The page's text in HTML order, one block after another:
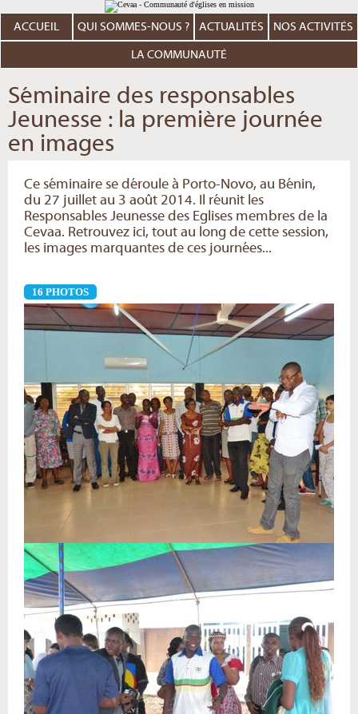
au
contenu.
Aller
personnels
ACCUEIL QUI SOMMES-NOUS ? ACTUALITÉS NOS ACTIVITÉS
LA COMMUNAUTÉ
Séminaire des responsables
Jeunesse : la première journée
en images
Ce séminaire se déroule à Porto-Novo, au Bénin,
du 27 juillet au 3 août 2014. Il réunit les
Responsables Jeunesse des Eglises membres de la
Cevaa. Retrouvez ici, tout au long de cette session,
les images marquantes de ces journées...
16 PHOTOS